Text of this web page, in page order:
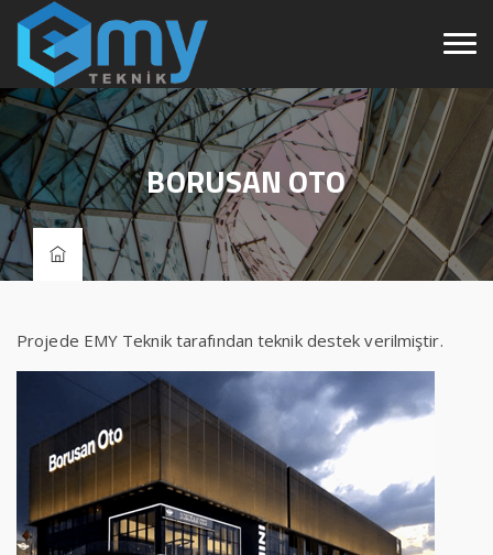
BORUSAN OTO
Projede EMY Teknik tarafından teknik destek verilmiştir.